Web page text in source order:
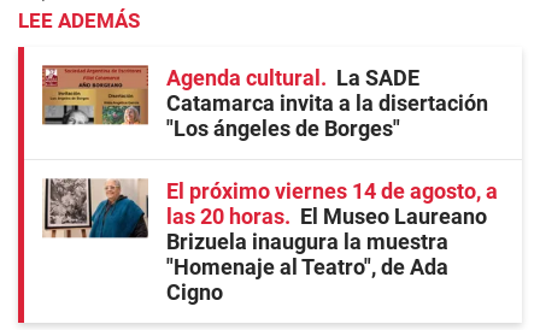
LEE ADEMÁS
Agenda cultural
La SADE
Catamarca invita a la disertación
"Los ángeles de Borges"
El próximo viernes 14 de agosto, a
las 20 horas
El Museo Laureano
Brizuela inaugura la muestra
"Homenaje al Teatro", de Ada
Cigno